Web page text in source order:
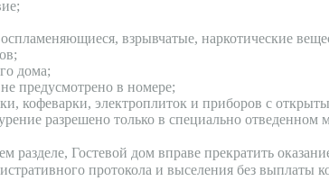
взрывчатые, наркотические
дома;
предусмотрено в номере;
кофеварки, электроплиток и приборов с
разрешено только в специально отведенном
Гостевой дом вправе прекратить
протокола и выселения без выплаты